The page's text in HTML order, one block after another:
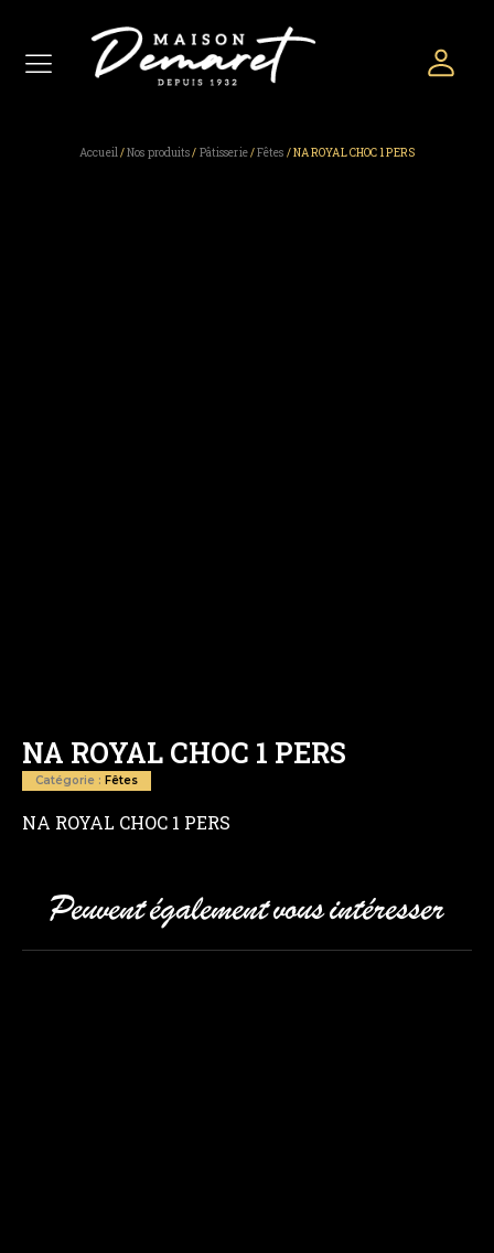
Accueil/Nos produits/ Pâtisserie/Fêtes / NA ROYAL CHOC 1 PERS
NA ROYAL CHOC 1 PERS
Catégorie : Fêtes
NA ROYAL CHOC 1 PERS
Peuvent également vous intéresser